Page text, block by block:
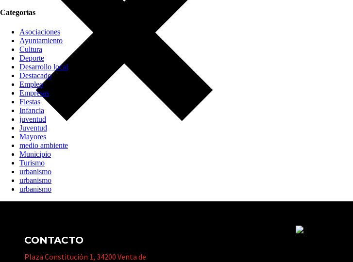
Categorías
Asociaciones
Ayuntamiento
Cultura
Deporte
Desarrollo local
Destacado
Empleo
Empresas
Fiestas
Infancia
juventud
Juventud
Mayores
medio ambiente
Municipio
Turismo
urbanismo
urbanismo
urbanismo
CONTACTO
Plaza Constitución 1, 34200 Venta de